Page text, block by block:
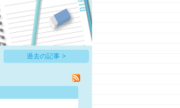
いいね!
過去の記事 >